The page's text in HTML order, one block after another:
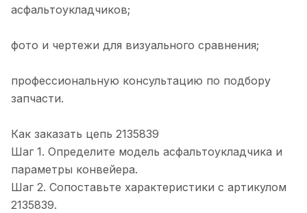
асфальтоукладчиков;
фото и чертежи для визуального сравнения;
профессиональную консультацию по подбору
запчасти.
Как заказать цепь 2135839
Шаг 1. Определите модель асфальтоукладчика и
параметры конвейера.
Шаг 2. Сопоставьте характеристики с артикулом
2135839.